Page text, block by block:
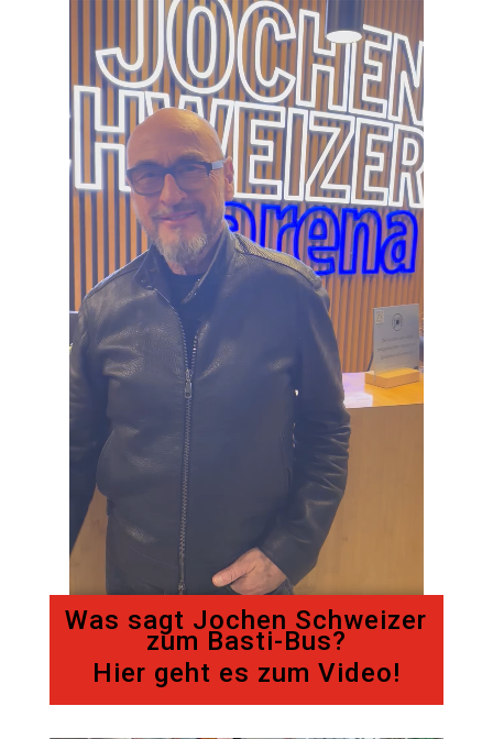
Was sagt Jochen Schweizer
zum Basti-Bus?
Hier geht es zum Video!